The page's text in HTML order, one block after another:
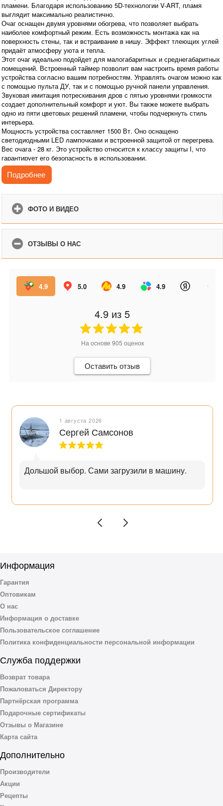
пламени. Благодаря использованию 5D-технологии V-ART, пламя
выглядит максимально реалистично.
Очаг оснащен двумя уровнями обогрева, что позволяет выбрать
наиболее комфортный режим. Есть возможность монтажа как на
поверхность стены, так и встраивание в нишу. Эффект тлеющих углей
придаёт атмосферу уюта и тепла.
Этот очаг идеально подойдет для малогабаритных и среднегабаритных
помещений. Встроенный таймер позволит вам настроить время работы
устройства согласно вашим потребностям. Управлять очагом можно как
с помощью пульта ДУ, так и с помощью ручной панели управления.
Звуковая имитация потрескивания дров с пятью уровнями громкости
создает дополнительный комфорт и уют. Вы также можете выбрать
одно из пяти цветовых решений пламени, чтобы подчеркнуть стиль
интерьера.
Мощность устройства составляет 1500 Вт. Оно оснащено
светодиодными LED лампочками и встроенной защитой от перегрева.
Вес очага - 28 кг. Это устройство относится к классу защиты I, что
гарантирует его безопасность в использовании.
Габариты в упаковке: 1105х555х265 мм, вес 33 кг.
Подробнее
ФОТО И ВИДЕО
ОТЗЫВЫ О НАС
4.9 5.0 4.9 4.9
4.9 из 5
На основе 905 оценок
Оставить отзыв
1 августа 2026
Сергей Самсонов
Дольшой выбор. Сами загрузили в машину.
Информация
Гарантия
Оптовикам
О нас
Информация о доставке
Пользовательское соглашение
Политика конфиденциальности персональной информации
Служба поддержки
Возврат товара
Пожаловаться Директору
Партнёрская программа
Подарочные сертификаты
Отзывы о Магазине
Карта сайта
Дополнительно
Производители
Акции
Рецепты